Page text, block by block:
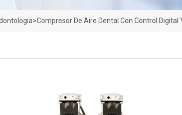
>Compresor De Aire Dental Con Control Digital